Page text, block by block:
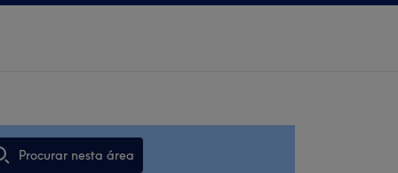
Procurar nesta área